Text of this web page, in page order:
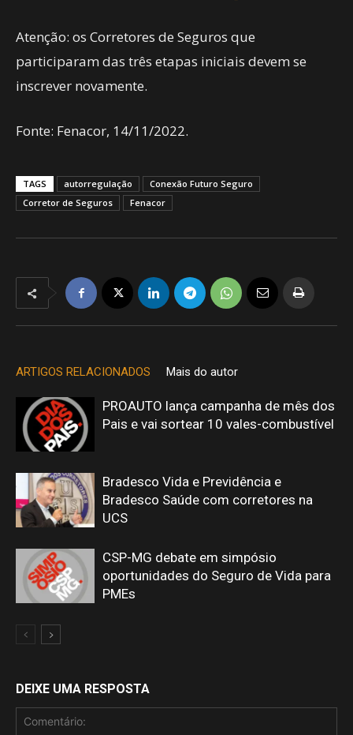
Atenção: os Corretores de Seguros que
participaram das três etapas iniciais devem se
inscrever novamente.
Fonte: Fenacor, 14/11/2022.
TAGS autorregulação
Conexão Futuro Seguro
Corretor de Seguros
Fenacor
ARTIGOS RELACIONADOS Mais do autor
PROAUTO lança campanha de mês dos
Pais e vai sortear 10 vales-combustível
Bradesco Vida e Previdência e
Bradesco Saúde com corretores na
UCS
CSP-MG debate em simpósio
oportunidades do Seguro de Vida para
PMEs
DEIXE UMA RESPOSTA